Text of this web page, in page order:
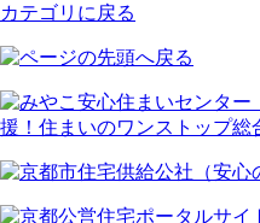
カテゴリに戻る